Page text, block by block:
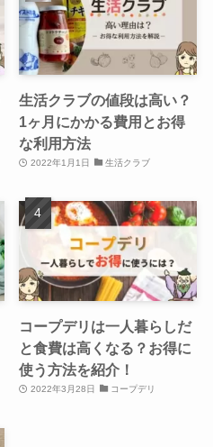
生活クラブの値段は高い？
1ヶ月にかかる費用とお得
な利用方法
2022年1月1日 生活クラブ
コープデリは一人暮らしだ
と食費は高くなる？お得に
使う方法を紹介！
2022年3月28日 コープデリ